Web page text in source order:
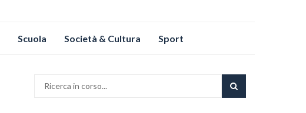
Scuola Società & Cultura Sport